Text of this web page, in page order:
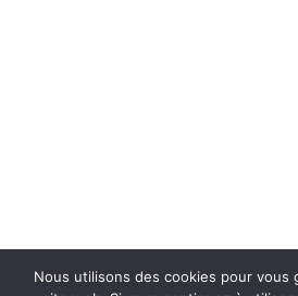
Nous utilisons des cookies pour